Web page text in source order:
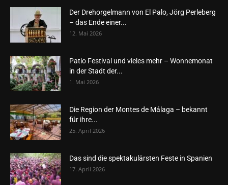
Der Drehorgelmann von El Palo, Jörg Perleberg
– das Ende einer...
12. Mai 2026
Patio Festival und vieles mehr – Wonnemonat
in der Stadt der...
1. Mai 2026
Die Region der Montes de Málaga – bekannt
für ihre...
25. April 2026
Das sind die spektakulärsten Feste in Spanien
17. April 2026